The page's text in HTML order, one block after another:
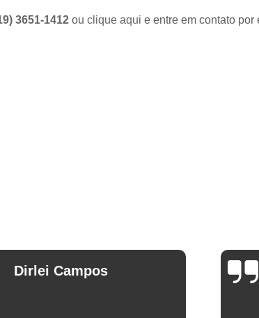
preço
3651-1412 ou clique aqui e entre em contato por
Arthur Mello